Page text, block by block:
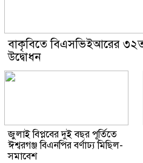
বাকৃবিতে বিএসভিইআরের
উদ্বোধন
জুলাই বিপ্লবের দুই বছর পূর্তিতে
ঈশ্বরগঞ্জ বিএনপির বর্ণাঢ্য মিছিল-
সমাবেশ